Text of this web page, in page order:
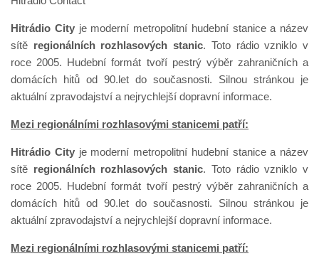
Hitrádio Cityje moderní metropolitní hudební stanice a název
sítě regionálních rozhlasových stanic. Toto rádio vzniklo v
roce 2005. Hudební formát tvoří pestrý výběr zahraničních a
domácích hitů od 90.let do současnosti. Silnou stránkou je
aktuální zpravodajství a nejrychlejší dopravní informace.
Mezi regionálními rozhlasovými stanicemi patří:
Hitrádio Cityje moderní metropolitní hudební stanice a název
sítě regionálních rozhlasových stanic. Toto rádio vzniklo v
roce 2005. Hudební formát tvoří pestrý výběr zahraničních a
domácích hitů od 90.let do současnosti. Silnou stránkou je
aktuální zpravodajství a nejrychlejší dopravní informace.
Mezi regionálními rozhlasovými stanicemi patří: